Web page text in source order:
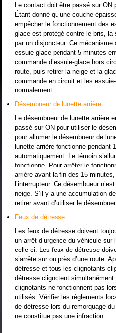
Le contact doit être passé sur ON
Étant donné qu’une couche
empêcher le fonctionnement des
glace est protégé contre le bris,
par un disjoncteur. Ce mécanisme
essuie-glace pendant 5 minutes
commande d’essuie-glace hors
route, puis retirer la neige et la
commande en circuit et les
normalement.
Désembueur de lunette arrière
Le désembueur de lunette arrière
passé sur ON pour utiliser le
pour allumer le désembueur de
lunette arrière fonctionne pendant
automatiquement. Le témoin
fonctionne. Pour arrêter le
arrière avant la fin des 15
l’interrupteur. Ce désembueur
neige. S’il y a une accumulation
retirer avant d’utiliser le
Feux de détresse
Les feux de détresse doivent
un arrêt d’urgence du véhicule
celle-ci. Les feux de détresse
s’arrête sur ou près d’une route.
détresse et tous les clignotants
détresse clignotent
clignotants ne fonctionnent pas
utilisés. Vérifier les règlements
de détresse lors du remorquage
ne constitue pas une infraction.